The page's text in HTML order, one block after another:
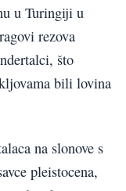
u Turingiji u
rezova
što
bili lovina
na slonove s
pleistocena,